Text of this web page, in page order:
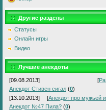
Другие разделы
Статусы
Онлайн игры
Видео
Лучшие анекдоты
[09.08.2013] [
Анекдот Стивен сигал (0)
[13.10.2013]
[Анекдот про мужьей
Анекдот №47 Пила? (0)